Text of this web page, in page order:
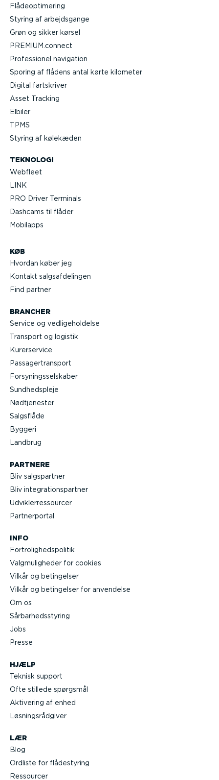
Flåde­op­ti­mering
Styring af arbejds­gange
Grøn og sikker kørsel
PREMIUM.connect
Profes­sionel navigation
Sporing af flådens antal kørte kilometer
Digital fartskriver
Asset Tracking
Elbiler
TPMS
Styring af kølekæden
TEKNOLOGI
Webfleet
LINK
PRO Driver Terminals
Dashcams til flåder
Mobilapps
KØB
Hvordan køber jeg
Kontakt salgs­af­de­lingen
Find partner
BRANCHER
Service og vedli­ge­hol­delse
Transport og logistik
Kurer­service
Passa­ger­transport
Forsy­nings­sel­skaber
Sundheds­pleje
Nødtje­nester
Salgsflåde
Byggeri
Landbrug
HJÆLP
Teknisk support
Ofte stillede spørgsmål
Aktivering af enhed
Løsnings­rå­d­giver
LÆR
Blog
Ordliste for flådestyring
Ressourcer
PARTNERE
Bliv salgs­partner
Bliv integra­tions­partner
Udvik­lerre­s­sourcer
Partner­portal
INFO
Fortro­lig­heds­po­litik
Valgmu­lig­heder for cookies
Vilkår og betingelser
Vilkår og betingelser for anvendelse
Om os
Sårbar­heds­styring
Jobs
Presse